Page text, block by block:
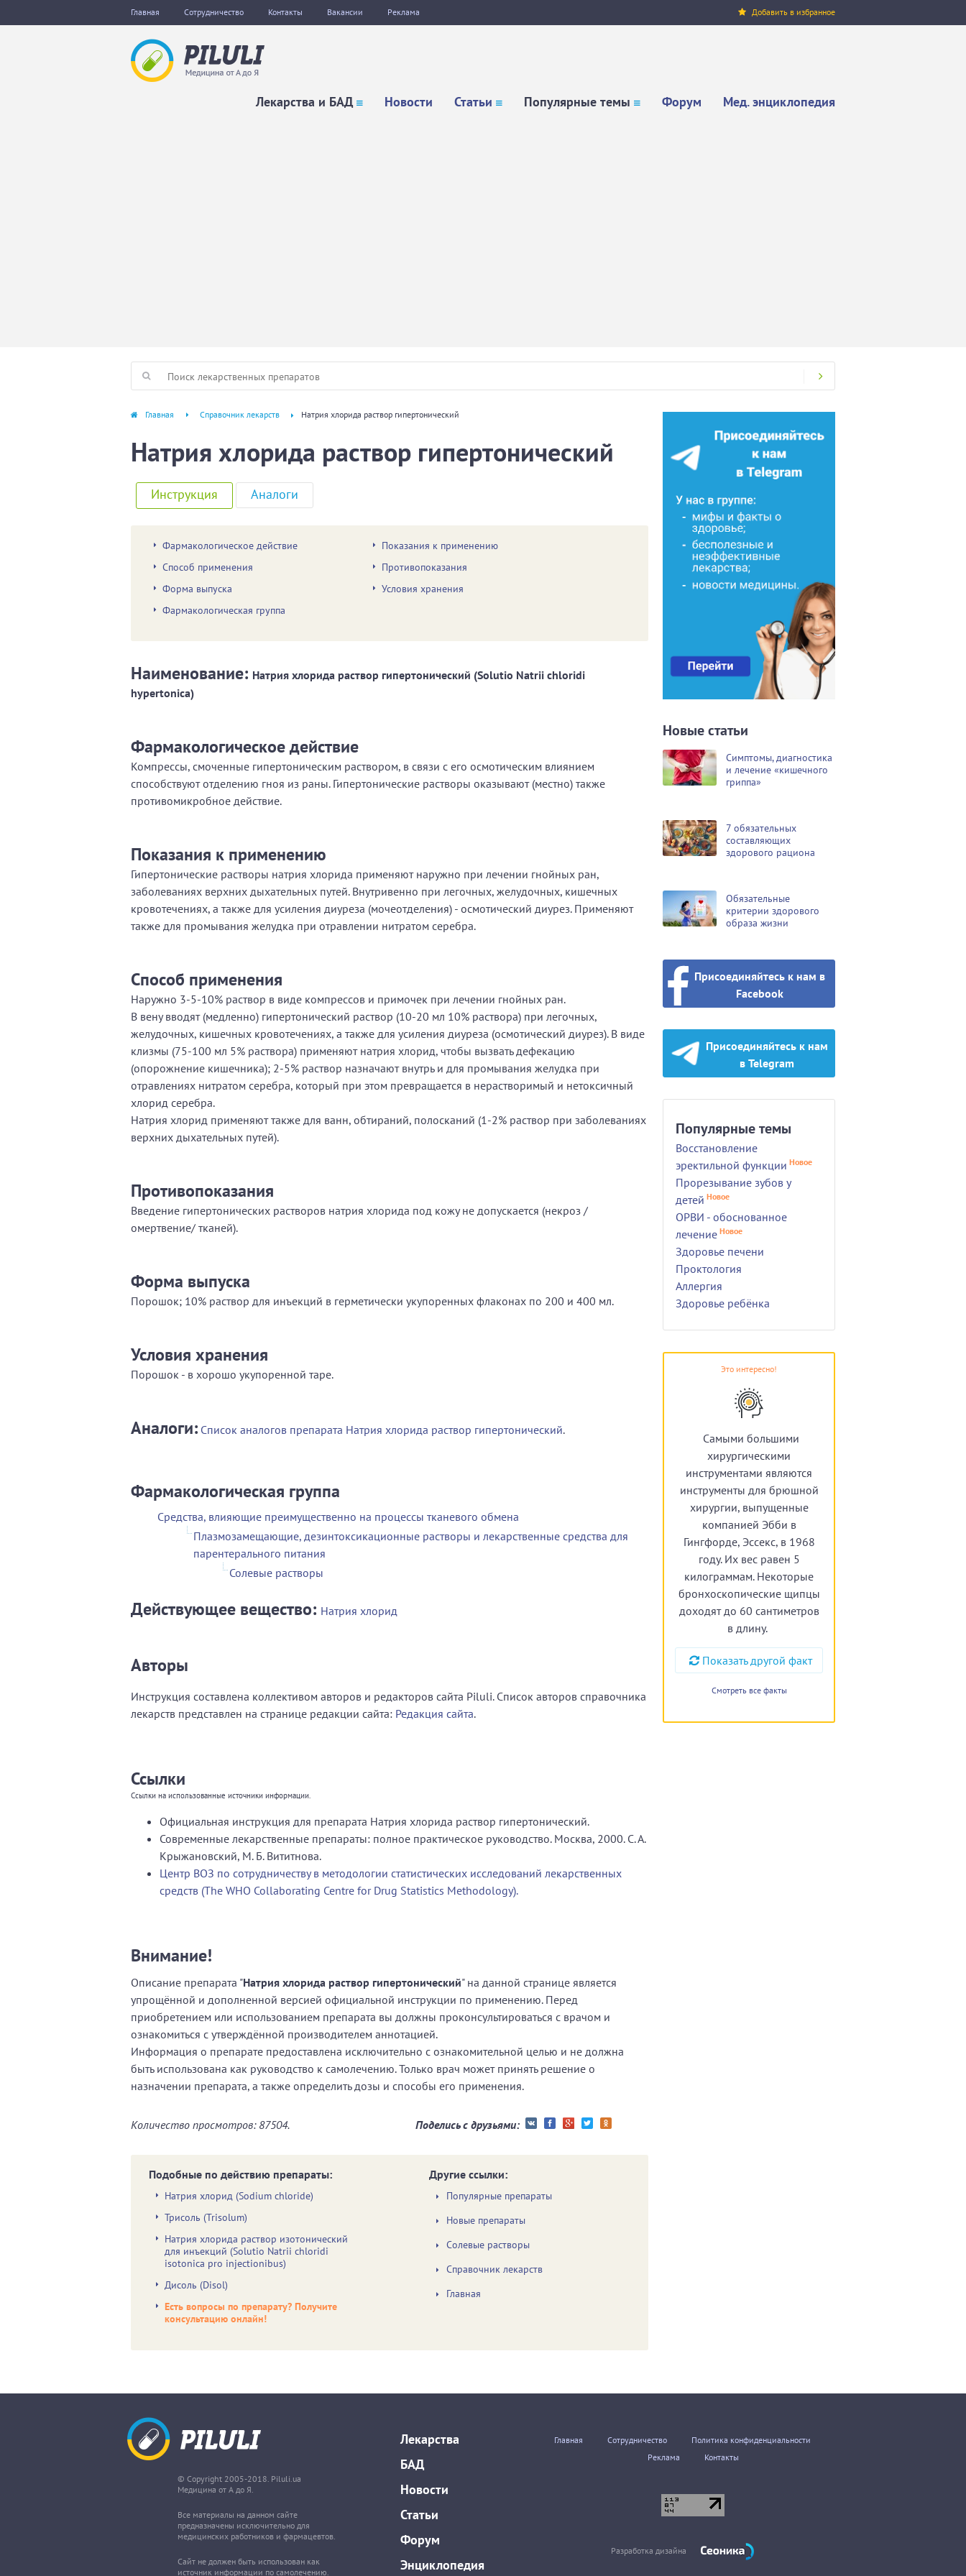
Главная Сотрудничество Контакты Вакансии Реклама Добавить в избранное
Лекарства и БАД Новости Статьи Популярные темы Форум Мед. энциклопедия
Главная Справочник лекарств Натрия хлорида раствор гипертонический
Натрия хлорида раствор гипертонический
Инструкция Аналоги
Фармакологическое действие
Показания к применению
Способ применения
Противопоказания
Форма выпуска
Условия хранения
Фармакологическая группа
Наименование: Натрия хлорида раствор гипертонический (Solutio Natrii chloridi
hypertonica)
Фармакологическое действие
Компрессы, смоченные гипертоническим раствором, в связи с его осмотическим влиянием
способствуют отделению гноя из раны. Гипертонические растворы оказывают (местно) также
противомикробное действие.
Показания к применению
Гипертонические растворы натрия хлорида применяют наружно при лечении гнойных ран,
заболеваниях верхних дыхательных путей. Внутривенно при легочных, желудочных, кишечных
кровотечениях, а также для усиления диуреза (мочеотделения) - осмотический диурез. Применяют
также для промывания желудка при отравлении нитратом серебра.
Способ применения
Наружно 3-5-10% раствор в виде компрессов и примочек при лечении гнойных ран.
В вену вводят (медленно) гипертонический раствор (10-20 мл 10% раствора) при легочных,
желудочных, кишечных кровотечениях, а также для усиления диуреза (осмотический диурез). В виде
клизмы (75-100 мл 5% раствора) применяют натрия хлорид, чтобы вызвать дефекацию
(опорожнение кишечника); 2-5% раствор назначают внутрь и для промывания желудка при
отравлениях нитратом серебра, который при этом превращается в нерастворимый и нетоксичный
хлорид серебра.
Натрия хлорид применяют также для ванн, обтираний, полосканий (1-2% раствор при заболеваниях
верхних дыхательных путей).
Противопоказания
Введение гипертонических растворов натрия хлорида под кожу не допускается (некроз /
омертвение/ тканей).
Форма выпуска
Порошок; 10% раствор для инъекций в герметически укупоренных флаконах по 200 и 400 мл.
Условия хранения
Порошок - в хорошо укупоренной таре.
Аналоги: Список аналогов препарата Натрия хлорида раствор гипертонический.
Фармакологическая группа
Средства, влияющие преимущественно на процессы тканевого обмена
Плазмозамещающие, дезинтоксикационные растворы и лекарственные средства для
парентерального питания
Солевые растворы
Действующее вещество: Натрия хлорид
Авторы
Инструкция составлена коллективом авторов и редакторов сайта Piluli. Список авторов справочника
лекарств представлен на странице редакции сайта: Редакция сайта.
Ссылки
Ссылки на использованные источники информации.
Официальная инструкция для препарата Натрия хлорида раствор гипертонический.
Современные лекарственные препараты: полное практическое руководство. Москва, 2000. С. А.
Крыжановский, М. Б. Вититнова.
Центр ВОЗ по сотрудничеству в методологии статистических исследований лекарственных
средств (The WHO Collaborating Centre for Drug Statistics Methodology).
Внимание!
Описание препарата "Натрия хлорида раствор гипертонический" на данной странице является
упрощённой и дополненной версией официальной инструкции по применению. Перед
приобретением или использованием препарата вы должны проконсультироваться с врачом и
ознакомиться с утверждённой производителем аннотацией.
Информация о препарате предоставлена исключительно с ознакомительной целью и не должна
быть использована как руководство к самолечению. Только врач может принять решение о
назначении препарата, а также определить дозы и способы его применения.
Поделись с друзьями:
Количество просмотров: 87504.
Подобные по действию препараты:
Натрия хлорид (Sodium chloride)
Трисоль (Trisolum)
Натрия хлорида раствор изотонический
для инъекций (Solutio Natrii chloridi
isotonica pro injectionibus)
Дисоль (Disol)
Есть вопросы по препарату? Получите
консультацию онлайн!
Другие ссылки:
Популярные препараты
Новые препараты
Солевые растворы
Справочник лекарств
Главная
Новые статьи
Симптомы, диагностика
и лечение «кишечного
гриппа»
7 обязательных
составляющих
здорового рациона
Обязательные
критерии здорового
образа жизни
Присоединяйтесь к нам в
Facebook
Присоединяйтесь к нам
в Telegram
Популярные темы
Восстановление
эректильной функции Новое
Прорезывание зубов у
детей Новое
ОРВИ - обоснованное
лечение Новое
Здоровье печени
Проктология
Аллергия
Здоровье ребёнка
Это интересно!
Самыми большими
хирургическими
инструментами являются
инструменты для брюшной
хирургии, выпущенные
компанией Эбби в
Гингфорде, Эссекс, в 1968
году. Их вес равен 5
килограммам. Некоторые
бронхоскопические щипцы
доходят до 60 сантиметров
в длину.
Показать другой факт
Смотреть все факты
© Copyright 2005-2018. Piluli.ua
Медицина от А до Я.
Все материалы на данном сайте
предназначены исключительно для
медицинских работников и фармацевтов.
Сайт не должен быть использован как
источник информации по самолечению.
Лекарства
БАД
Новости
Статьи
Форум
Энциклопедия
Главная Сотрудничество
Политика конфиденциальности
Реклама
Контакты
Разработка дизайна